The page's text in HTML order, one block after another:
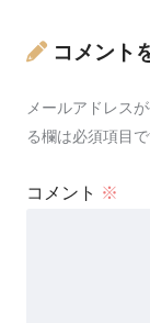
コメント
メールアドレス
る欄は必須項目
コメント ※